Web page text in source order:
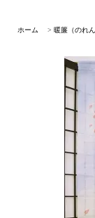
ホーム > 暖簾（のれん